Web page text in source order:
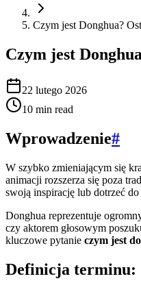
Czym jest Donghua?
Czym jest
22 lutego 2026
10 min read
Wprowadzenie#
W szybko zmieniającym się
animacji rozszerza się poza
swoją inspirację lub dotrzeć
Donghua reprezentuje
czy aktorem głosowym
kluczowe pytanie czym jest
Definicja terminu: